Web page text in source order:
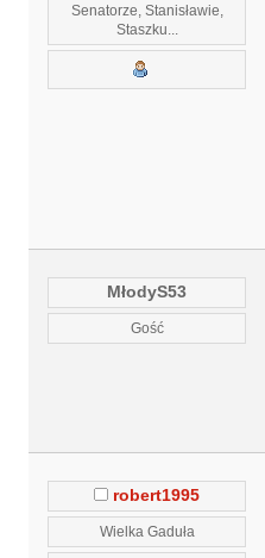
Senatorze, Stanisławie,
Staszku...
MłodyS53
Gość
robert1995
Wielka Gaduła